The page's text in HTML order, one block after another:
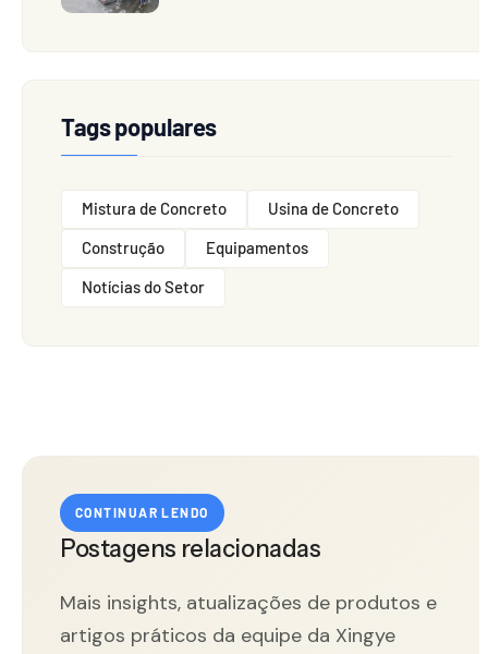
Tags populares
Mistura de Concreto
Usina de Concreto
Construção
Equipamentos
Notícias do Setor
CONTINUAR LENDO
Postagens relacionadas
Mais insights, atualizações de produtos e
artigos práticos da equipe da Xingye